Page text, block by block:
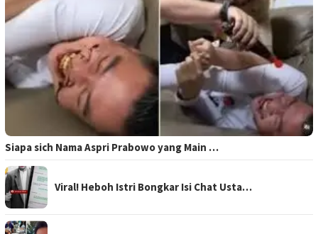
Siapa sich Nama Aspri Prabowo yang Main …
Viral! Heboh Istri Bongkar Isi Chat Usta…